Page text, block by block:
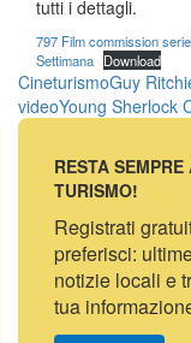
tutti i dettagli.
797 Film commission
Settimana Download
CineturismoGuy
videoYoung Sherlock
RESTA
TURISMO!
Registrati
preferisci:
notizie locali e
tua